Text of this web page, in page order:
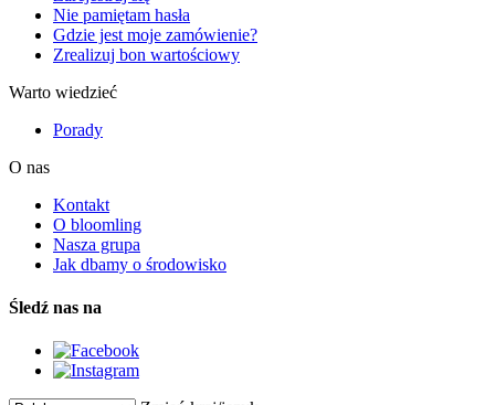
Nie pamiętam hasła
Gdzie jest moje zamówienie?
Zrealizuj bon wartościowy
Warto wiedzieć
Porady
O nas
Kontakt
O bloomling
Nasza grupa
Jak dbamy o środowisko
Śledź nas na